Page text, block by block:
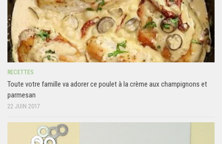
RECETTES
Toute votre famille va adorer ce poulet à la crème aux champignons et
parmesan
22 JUIN 2017